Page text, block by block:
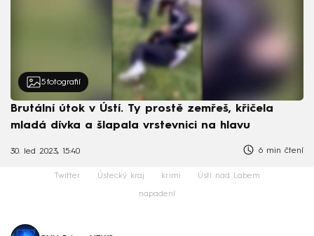
5 fotografií
Brutální útok v Ústí. Ty prostě zemřeš, křičela
mladá dívka a šlapala vrstevnici na hlavu
30. led 2023, 15:40 6 min čtení
Twitter Ústecký kraj krimi Ústí nad Labem
napadení